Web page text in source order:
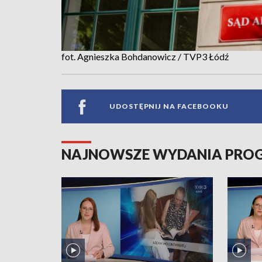
fot. Agnieszka Bohdanowicz / TVP3 Łódź
UDOSTĘPNIJ NA FACEBOOKU
NAJNOWSZE WYDANIA